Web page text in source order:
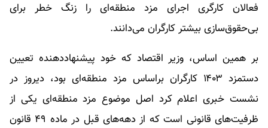
فعالان کارگری اجرای مزد منطقه‌ای را زنگ خطر برای
بی‌حقوق‌سازی بیشتر کارگران می‌دانند.
بر همین اساس، وزیر اقتصاد که خود پیشنهاددهنده تعیین
دستمزد ۱۴۰۳ کارگران براساس مزد منطقه‌ای بود، دیروز در
نشست خبری اعلام کرد اصل موضوع مزد منطقه‌ای یکی از
ظرفیت‌های قانونی است که از دهه‌های قبل در ماده ۴۹ قانون